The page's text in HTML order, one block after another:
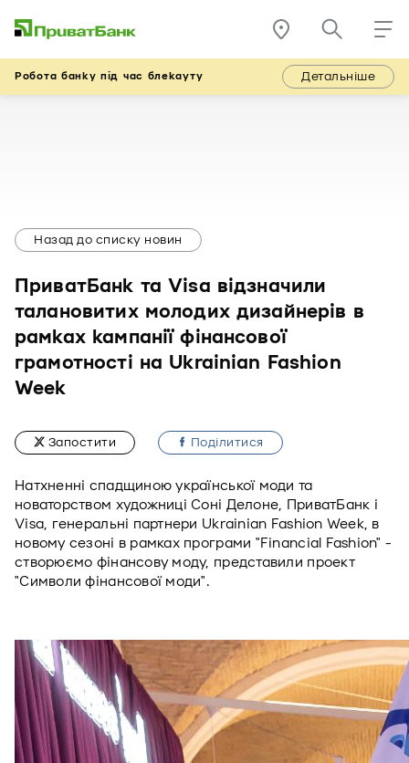
Робота банку під час блекауту Детальніше
Назад до списку новин
ПриватБанк та Visa відзначили
талановитих молодих дизайнерів в
рамках кампанії фінансової
грамотності на Ukrainian Fashion
Week
Запостити Подiлитися
Натхненні спадщиною української моди та
новаторством художниці Соні Делоне, ПриватБанк і
Visa, генеральні партнери Ukrainian Fashion Week, в
новому сезоні в рамках програми "Financial Fashion" -
створюємо фінансову моду, представили проект
"Символи фінансової моди".